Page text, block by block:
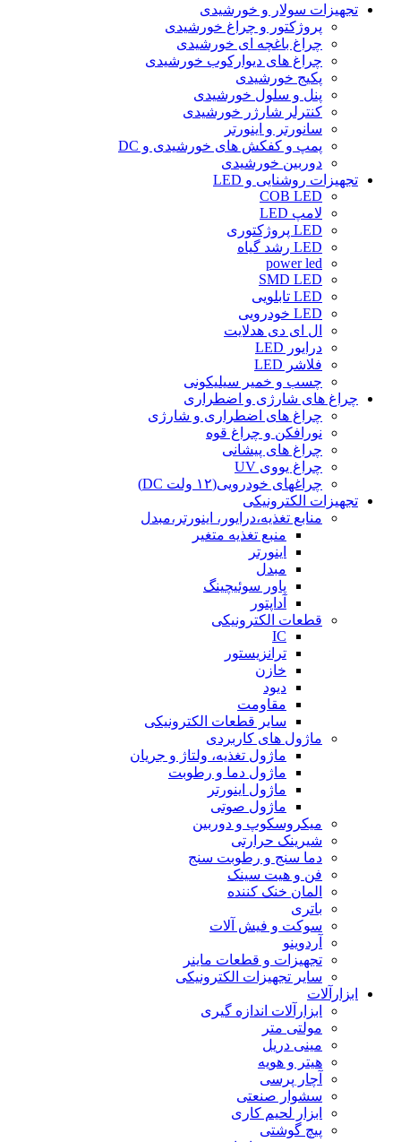
تجهیزات سولار و خورشیدی
پروژکتور و چراغ خورشیدی
چراغ باغچه ای خورشیدی
چراغ های دیوارکوب خورشیدی
پکیج خورشیدی
پنل و سلول خورشیدی
کنترلر شارژر خورشیدی
سانورتر و اینورتر
پمپ و کفکش های خورشیدی و DC
دوربین خورشیدی
تجهیزات روشنایی و LED
COB LED
لامپ LED
LED پروژکتوری
LED رشد گیاه
power led
SMD LED
LED تابلویی
LED خودرویی
ال ای دی هدلایت
درایور LED
فلاشر LED
چسب و خمیر سیلیکونی
چراغ های شارژی و اضطراری
چراغ های اضطراری و شارژی
نورافکن و چراغ قوه
چراغ های پیشانی
چراغ یووی UV
چراغهای خودرویی(۱۲ ولت DC)
تجهیزات الکترونیکی
منابع تغذیه،درایور، اینورتر،مبدل
منبع تغذیه متغیر
اینورتر
مبدل
پاور سوئیچینگ
آداپتور
قطعات الکترونیکی
IC
ترانزیستور
خازن
دیود
مقاومت
سایر قطعات الکترونیکی
ماژول های کاربردی
ماژول تغذیه، ولتاژ و جریان
ماژول دما و رطوبت
ماژول اینورتر
ماژول صوتی
میکروسکوپ و دوربین
شیرینک حرارتی
دما سنج و رطوبت سنج
فن و هیت سینک
المان خنک کننده
باتری
سوکت و فیش آلات
آردوینو
تجهیزات و قطعات ماینر
سایر تجهیزات الکترونیکی
ابزارآلات
ابزارآلات اندازه گیری
مولتی متر
مینی دریل
هیتر و هویه
آچار پرسی
سشوار صنعتی
ابزار لحیم کاری
پیچ گوشتی